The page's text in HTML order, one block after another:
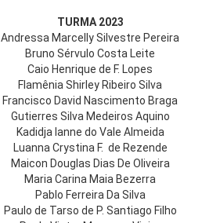
TURMA 2023
Andressa Marcelly Silvestre Pereira
Bruno Sérvulo Costa Leite
Caio Henrique de F. Lopes
Flamênia Shirley Ribeiro Silva
Francisco David Nascimento Braga
Gutierres Silva Medeiros Aquino
Kadidja Ianne do Vale Almeida
Luanna Crystina F. de Rezende
Maicon Douglas Dias De Oliveira
Maria Carina Maia Bezerra
Pablo Ferreira Da Silva
Paulo de Tarso de P. Santiago Filho